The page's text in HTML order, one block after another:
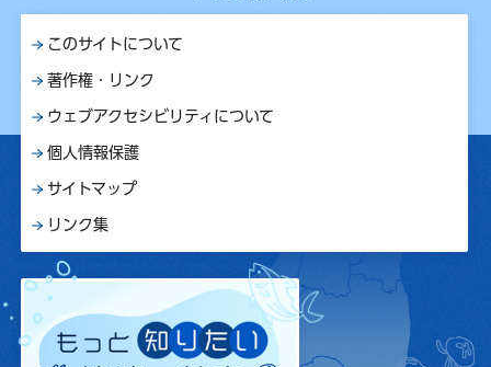
このサイトについて
著作権・リンク
ウェブアクセシビリティについて
個人情報保護
サイトマップ
リンク集